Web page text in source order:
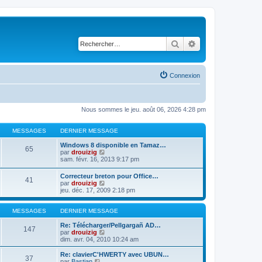
Rechercher
Connexion
Nous sommes le jeu. août 06, 2026 4:28 pm
MESSAGES DERNIER MESSAGE
65
Windows 8 disponible en Tamaz…
par drouizig
o
u
l
t
e
r
l
d
e
r
n
i
sam. févr. 16, 2013 9:17 pm
41
Correcteur breton pour Office…
par drouizig
o
n
s
u
l
t
r
l
e
jeu. déc. 17, 2009 2:18 pm
MESSAGES DERNIER MESSAGE
147
Re: Télécharger/Pellgargañ AD…
par drouizig
o
n
s
dim. avr. 04, 2010 10:24 am
37
Re: clavierC'HWERTY avec UBUN…